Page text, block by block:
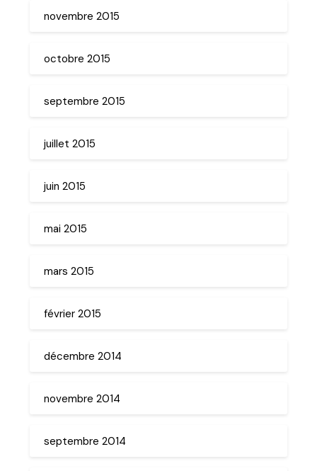
novembre 2015
octobre 2015
septembre 2015
juillet 2015
juin 2015
mai 2015
mars 2015
février 2015
décembre 2014
novembre 2014
septembre 2014